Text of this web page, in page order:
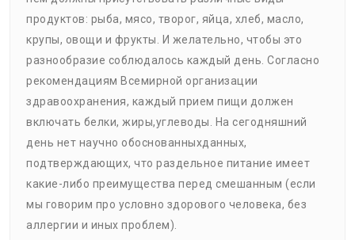
продуктов: рыба, мясо, творог, яйца, хлеб, масло,
крупы, овощи и фрукты. И желательно, чтобы это
разнообразие соблюдалось каждый день. Согласно
рекомендациям Всемирной организации
здравоохранения, каждый прием пищи должен
включать белки, жиры,углеводы. На сегодняшний
день нет научно обоснованныхданных,
подтверждающих, что раздельное питание имеет
какие-либо преимущества перед смешанным (если
мы говорим про условно здорового человека, без
аллергии и иных проблем).